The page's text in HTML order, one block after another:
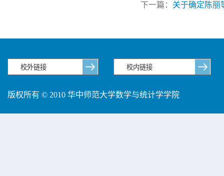
下一篇： 关于确定陈丽
版权所有 © 2010 华中师范大学数学与统计学学院